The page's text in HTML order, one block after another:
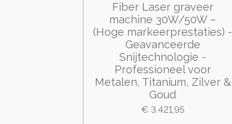
Fiber Laser graveer
machine 30W/50W –
(Hoge markeerprestaties) -
Geavanceerde
Snijtechnologie -
Professioneel voor
Metalen, Titanium, Zilver &
Goud
€ 3.421,95